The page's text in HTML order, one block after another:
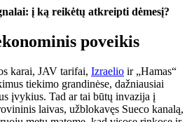
į ką reikėtų atkreipti dėmesį?
poveikis
karai, JAV tarifai, Izraelio ir „Hamas“
tiekimo grandinėse, dažniausiai
įvykius. Tad ar tai būtų invazija į
laivas, užblokavęs Sueco kanalą,